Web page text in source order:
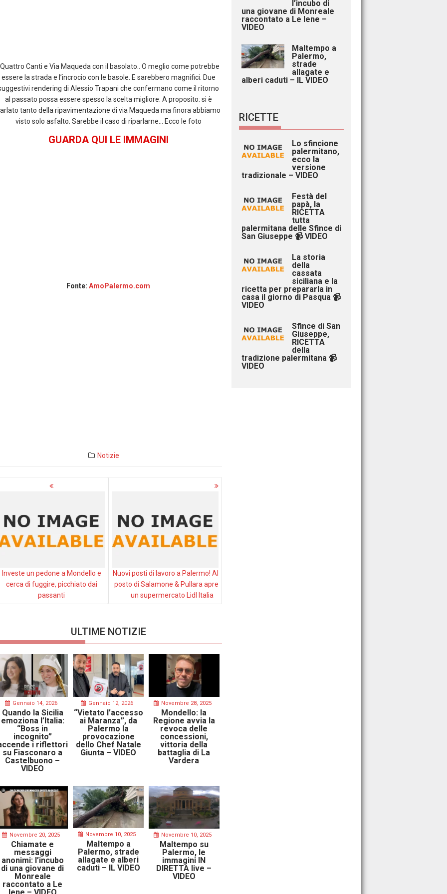
Canti e Via Maqueda con il basolato.. O meglio come potrebbe
essere la strada e l’incrocio con le basole. E sarebbero magnifici. Due
rendering di Alessio Trapani che confermano come il ritorno
al passato possa essere spesso la scelta migliore. A proposito: si è
tanto della ripavimentazione di via Maqueda ma finora abbiamo
visto solo asfalto. Sarebbe il caso di riparlarne… Ecco le foto
GUARDA QUI LE IMMAGINI
Fonte:AmoPalermo.com
Notizie
Investe un pedone a Mondello e
cerca di fuggire, picchiato dai
passanti
Nuovi posti di lavoro a Palermo! Al
posto di Salamone & Pullara apre
un supermercato Lidl Italia
ULTIME NOTIZIE
Gennaio 14, 2026
Quando la Sicilia
emoziona l’Italia:
“Boss in
incognito”
i riflettori
su Fiasconaro a
Castelbuono –
VIDEO
Gennaio 12, 2026
“Vietato l’accesso
ai Maranza”, da
Palermo la
provocazione
dello Chef Natale
Giunta – VIDEO
Novembre 28, 2025
Mondello: la
Regione avvia la
revoca delle
concessioni,
vittoria della
battaglia di La
Vardera
Novembre 20, 2025
Chiamate e
messaggi
anonimi: l’incubo
di una giovane di
Monreale
raccontato a Le
Novembre 10, 2025
Maltempo a
Palermo, strade
allagate e alberi
caduti – IL VIDEO
Novembre 10, 2025
Maltempo su
Palermo, le
immagini IN
DIRETTA live –
VIDEO
l’incubo di
una giovane di Monreale
raccontato a Le Iene –
VIDEO
Maltempo a
Palermo,
strade
allagate e
alberi caduti – IL VIDEO
RICETTE
Lo sfincione
palermitano,
ecco la
versione
tradizionale – VIDEO
Festà del
papà, la
RICETTA
tutta
palermitana delle Sfince di
San Giuseppe 📹 VIDEO
La storia
della
cassata
siciliana e la
ricetta per prepararla in
casa il giorno di Pasqua 📹
VIDEO
Sfince di San
Giuseppe,
RICETTA
della
tradizione palermitana 📹
VIDEO